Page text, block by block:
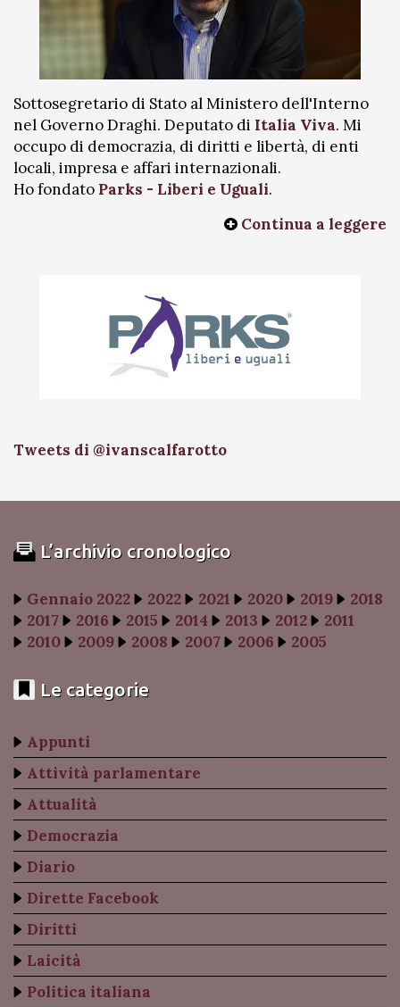
Sottosegretario di Stato al Ministero dell'Interno
nel Governo Draghi. Deputato di Italia Viva. Mi
occupo di democrazia, di diritti e libertà, di enti
locali, impresa e affari internazionali.
Ho fondato Parks - Liberi e Uguali.
Continua a leggere
Tweets di @ivanscalfarotto
L’archivio cronologico
Gennaio 2022 2022 2021 2020 2019
2018
2017
2016 2015 2014 2013 2012
2011
2010
2009 2008 2007 2006 2005
Le categorie
Appunti
Attività parlamentare
Attualità
Democrazia
Diario
Dirette Facebook
Diritti
Laicità
Politica italiana